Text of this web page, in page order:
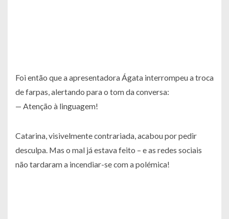
Foi então que a apresentadora Ágata interrompeu a troca
de farpas, alertando para o tom da conversa:
— Atenção à linguagem!
Catarina, visivelmente contrariada, acabou por pedir
desculpa. Mas o mal já estava feito – e as redes sociais
não tardaram a incendiar-se com a polémica!